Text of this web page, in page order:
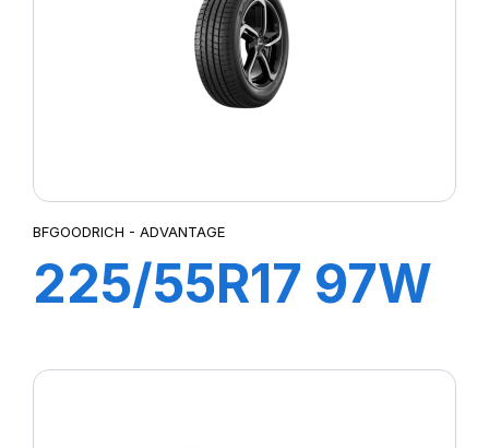
NERO
P1 CINTURATO VERDE
BFGOODRICH - ADVANTAGE
225/55R17 97W